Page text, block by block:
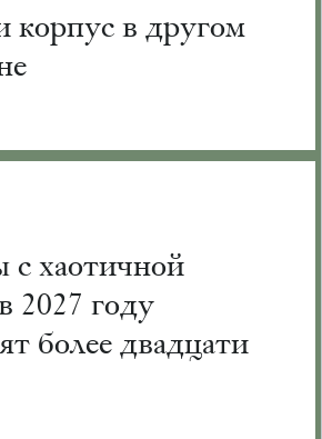
корпус в другом
с хаотичной
2027 году
более двадцати